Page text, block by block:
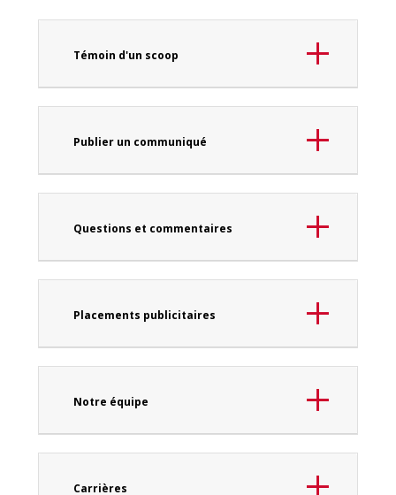
Témoin d'un scoop
Publier un communiqué
Questions et commentaires
Placements publicitaires
Notre équipe
Carrières